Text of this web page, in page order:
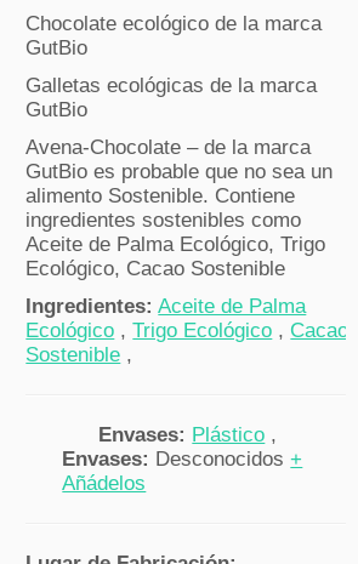
Chocolate ecológico de la marca
GutBio
Galletas ecológicas de la marca
GutBio
Avena-Chocolate – de la marca
GutBio es probable que no sea un
alimento Sostenible. Contiene
ingredientes sostenibles como
Aceite de Palma Ecológico, Trigo
Ecológico, Cacao Sostenible
Ingredientes: Aceite de Palma
Ecológico ,Trigo Ecológico , Cacao
Sostenible ,
Envases: Plástico ,
Envases: Desconocidos+
Añádelos